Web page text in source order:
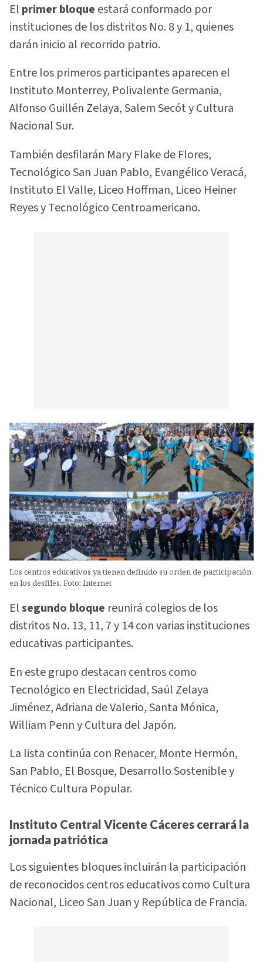
El primer bloque estará conformado por
instituciones de los distritos No. 8 y 1, quienes
darán inicio al recorrido patrio.
Entre los primeros participantes aparecen el
Instituto Monterrey, Polivalente Germania,
Alfonso Guillén Zelaya, Salem Secót y Cultura
Nacional Sur.
También desfilarán Mary Flake de Flores,
Tecnológico San Juan Pablo, Evangélico Veracá,
Instituto El Valle, Liceo Hoffman, Liceo Heiner
Reyes y Tecnológico Centroamericano.
Los centros educativos ya tienen definido su orden de participación
en los desfiles. Foto: Internet
Elsegundo bloque reunirá colegios de los
distritos No. 13, 11, 7 y 14 con varias instituciones
educativas participantes.
En este grupo destacan centros como
Tecnológico en Electricidad, Saúl Zelaya
Jiménez, Adriana de Valerio, Santa Mónica,
William Penn y Cultura del Japón.
La lista continúa con Renacer, Monte Hermón,
San Pablo, El Bosque, Desarrollo Sostenible y
Técnico Cultura Popular.
Instituto Central Vicente Cáceres cerrará la
jornada patriótica
Los siguientes bloques incluirán la participación
de reconocidos centros educativos como Cultura
Nacional, Liceo San Juan y República de Francia.